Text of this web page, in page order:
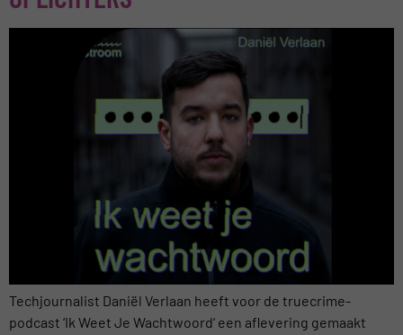
Techjournalist Daniël Verlaan heeft voor de truecrime-
podcast ‘Ik Weet Je Wachtwoord‘ een aflevering gemaakt